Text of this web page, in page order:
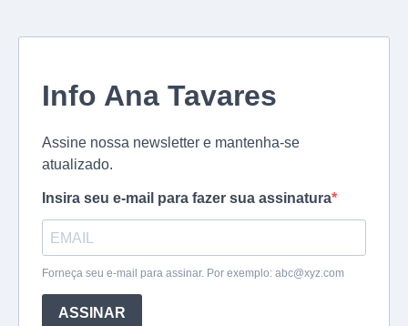
Info Ana Tavares
Assine nossa newsletter e mantenha-se
atualizado.
Insira seu e-mail para fazer sua assinatura
Forneça seu e-mail para assinar. Por exemplo: abc@xyz.com
ASSINAR